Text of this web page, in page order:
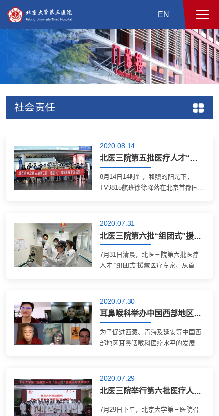
EN
社会责任
2020.08.14
北医三院第五批医疗人才“组团式”援藏专家凯旋
8月14日14时许，和煦的阳光下，
TV9815航班徐徐降落在北京首都国际
科刘小璇、呼吸与危重症医学科丁艳
苓、急诊科刘韶瑜、风湿免疫科张警
丰、耳鼻...
2020.07.31
北医三院第六批“组团式”援藏医疗队今日启程
7月31日清晨，北医三院第六批医疗
人才 “组团式”援藏医疗专家，从首都
援藏工作。 此次赴藏的第六批“组团
式”援藏医疗队队员分别是:呼吸与危
重症...
2020.07.30
耳鼻喉科举办中国西部地区暨北医三院第五批“组团式”医疗援藏耳鼻咽喉学术会议
为了促进西藏、青海及延安等中国西
部地区耳鼻咽喉科医疗水平的发展，7
医疗教育平台，联合西藏自治区人民
医院、北京大学第三医院延安分院
（延安市...
2020.07.29
北医三院举行第六批医疗人才“组团式”援藏医疗队欢送会
7月29日下午，北京大学第三医院召